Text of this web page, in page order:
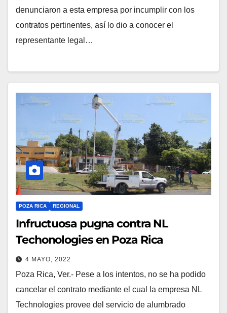
denunciaron a esta empresa por incumplir con los
contratos pertinentes, así lo dio a conocer el
representante legal…
POZA RICA REGIONAL
Infructuosa pugna contra NL
Techonologies en Poza Rica
4 MAYO, 2022
Poza Rica, Ver.- Pese a los intentos, no se ha podido
cancelar el contrato mediante el cual la empresa NL
Technologies provee del servicio de alumbrado